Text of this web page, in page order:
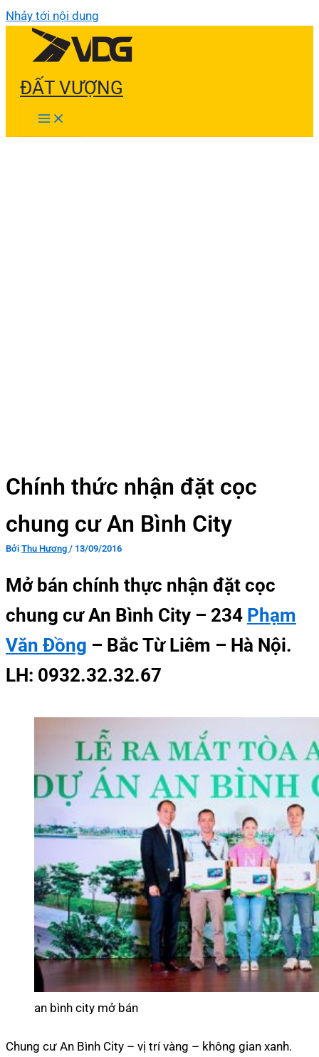
Nhảy tới nội dung
ĐẤT VƯỢNG
Chính thức nhận đặt cọc
chung cư An Bình City
Bởi Thu Hương / 13/09/2016
Mở bán chính thực nhận đặt cọc
chung cư An Bình City – 234 Phạm
Văn Đồng – Bắc Từ Liêm – Hà Nội.
LH: 0932.32.32.67
an bình city mở bán
Chung cư An Bình City – vị trí vàng – không gian xanh.